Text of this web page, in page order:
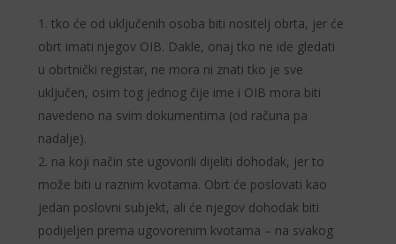
tko će od uključenih osoba biti nositelj obrta, jer će
obrt imati njegov OIB. Dakle, onaj tko ne ide gledati
u obrtnički registar, ne mora ni znati tko je sve
uključen, osim tog jednog čije ime i OIB mora biti
navedeno na svim dokumentima (od računa pa
nadalje).
na koji način ste ugovorili dijeliti dohodak, jer to
može biti u raznim kvotama. Obrt će poslovati kao
jedan poslovni subjekt, ali će njegov dohodak biti
podijeljen prema ugovorenim kvotama – na svakog